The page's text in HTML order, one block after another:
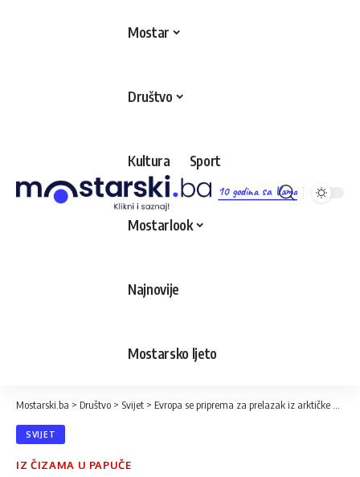
10 godina sa Vama
Mostar
Društvo
Kultura Sport
Mostarlook
Najnovije
Mostarsko ljeto
Mostarski.ba > Društvo > Svijet > Evropa se priprema za prelazak iz arktičke hladnoće u ekstremnu vrućinu
SVIJET
IZ ČIZAMA U PAPUČE